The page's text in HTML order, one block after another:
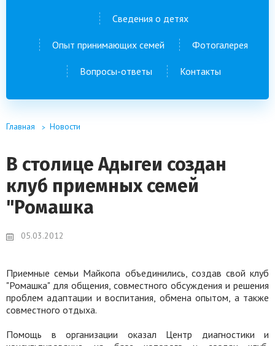
Сведения о детях
Опыт принимающих семей Фотогалерея
Вопросы-ответы Контакты
Главная Новости
В столице Адыгеи создан
клуб приемных семей
"Ромашка
05.03.2012
Приемные семьи Майкопа объединились, создав свой клуб
"Ромашка" для общения, совместного обсуждения и решения
проблем адаптации и воспитания, обмена опытом, а также
совместного отдыха.
Помощь в организации оказал Центр диагностики и